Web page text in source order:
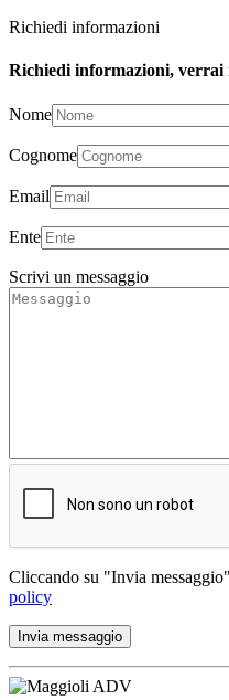
Richiedi informazioni
Richiedi informazioni, verrai
Nome
Cognome
Email
Ente
Scrivi un messaggio
Cliccando su "Invia
policy